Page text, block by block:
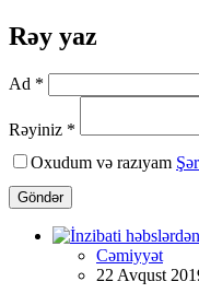
Rəy yaz
Ad *
Rəyiniz *
Oxudum və razıyam
Göndər
Cəmiyyət
22 Avqust